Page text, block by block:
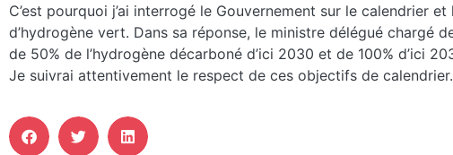
C’est pourquoi j’ai interrogé le Gouvernement sur le calendrier
d’hydrogène vert. Dans sa réponse, le ministre délégué chargé
de 50% de l’hydrogène décarboné d’ici 2030 et de 100% d’ici
Je suivrai attentivement le respect de ces objectifs de calendrier.